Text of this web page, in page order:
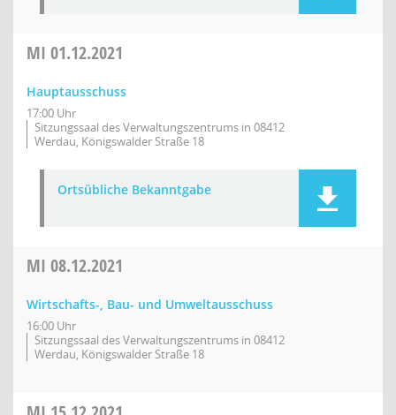
MI 01.12.2021
Hauptausschuss
17:00 Uhr
Sitzungssaal des Verwaltungszentrums in 08412
Werdau, Königswalder Straße 18
Ortsübliche Bekanntgabe
MI 08.12.2021
Wirtschafts-, Bau- und Umweltausschuss
16:00 Uhr
Sitzungssaal des Verwaltungszentrums in 08412
Werdau, Königswalder Straße 18